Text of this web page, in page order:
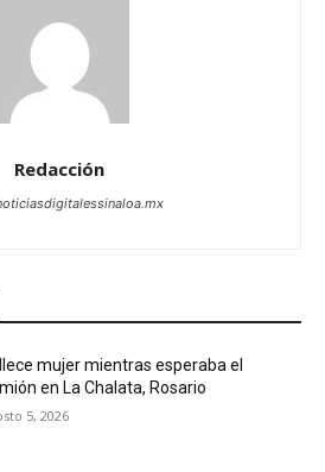
Redacción
mujer mientras esperaba el
en La Chalata, Rosario
5, 2026